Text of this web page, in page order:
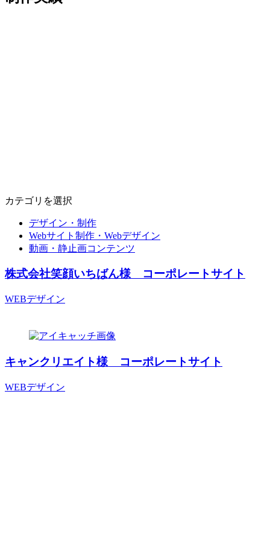
カテゴリを選択
デザイン・制作
Webサイト制作・Webデザイン
動画・静止画コンテンツ
株式会社笑顔いちばん様 コーポレートサイト
WEBデザイン
キャンクリエイト様 コーポレートサイト
WEBデザイン